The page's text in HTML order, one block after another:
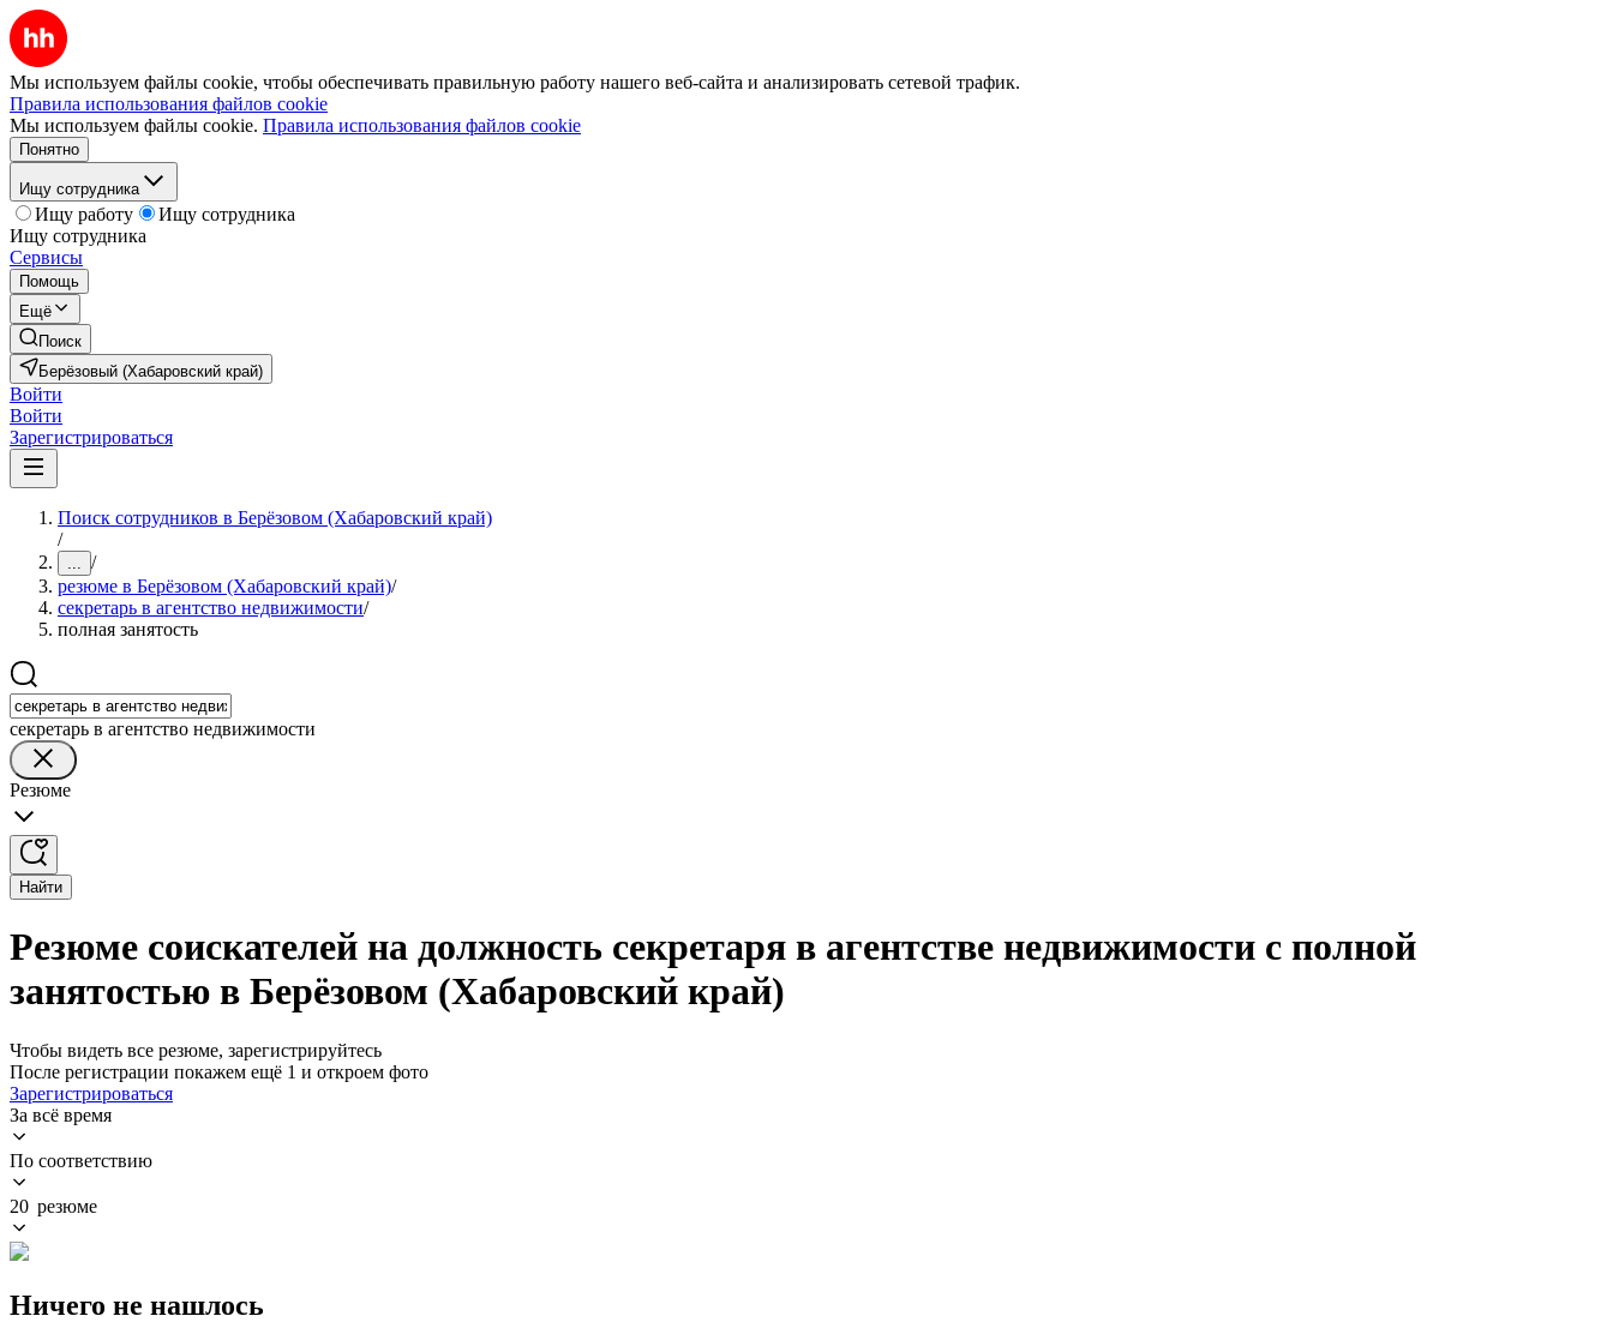
Мы используем файлы cookie, чтобы обеспечивать правильную работу нашего веб-сайта и анализировать сетевой трафик.
Правила использования файлов cookie
Мы используем файлы cookie. Правила использования файлов cookie
Понятно
Ищу сотрудника
Ищу работу
Ищу сотрудника
Ищу сотрудника
Сервисы
Помощь
Ещё
Поиск
Берёзовый (Хабаровский край)
Войти
Войти
Зарегистрироваться
Поиск сотрудников в Берёзовом (Хабаровский край)
/
... /
резюме в Берёзовом (Хабаровский край)/
секретарь в агентство недвижимости/
полная занятость
секретарь в агентство недвижимости
Резюме
Найти
Резюме соискателей на должность секретаря в агентстве недвижимости с полной
занятостью в Берёзовом (Хабаровский край)
Чтобы видеть все резюме, зарегистрируйтесь
После регистрации покажем ещё 1 и откроем фото
Зарегистрироваться
За всё время
По соответствию
20 резюме
Ничего не нашлось